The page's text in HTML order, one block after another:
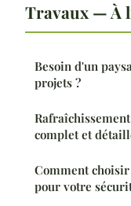
Travaux — À
Besoin d'un
projets ?
complet et
Comment
pour votre